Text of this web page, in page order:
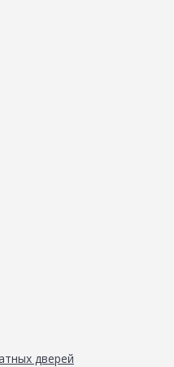
дверей